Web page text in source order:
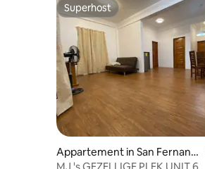
Superhost
Superhost
Appartement in San Fernand
o